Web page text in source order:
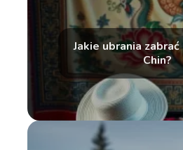
Jakie ubrania
Chin?